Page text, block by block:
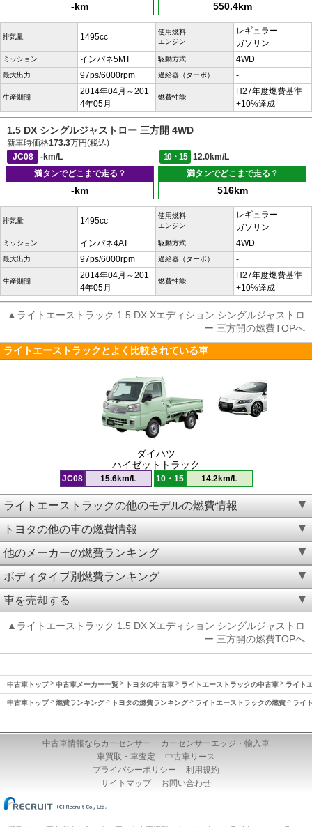
-km 550.4km
排気量 1495cc
使用燃料
エンジン
レギュラー
ガソリン
ミッション インパネ5MT 駆動方式 4WD
最大出力 97ps/6000rpm 過給器（ターボ） -
生産期間
2014年04月～201
4年05月
燃費性能
H27年度燃費基準
+10%達成
1.5 DX シングルジャストロー 三方開 4WD
新車時価格173.3万円(税込)
JC08
-km/L 10・15
12.0km/L
満タンでどこまで走る？
-km
満タンでどこまで走る？
516km
排気量 1495cc
使用燃料
エンジン
レギュラー
ガソリン
ミッション インパネ4AT 駆動方式 4WD
最大出力 97ps/6000rpm 過給器（ターボ） -
生産期間
2014年04月～201
4年05月
燃費性能
H27年度燃費基準
+10%達成
▲ライトエーストラック 1.5 DX Xエディション シングルジャストロ
ー 三方開の燃費TOPへ
ライトエーストラックとよく比較されている車
ダイハツ
ハイゼットトラック
JC08 15.6km/L 10・15 14.2km/L
ライトエーストラックの他のモデルの燃費情報
トヨタの他の車の燃費情報
他のメーカーの燃費ランキング
ボディタイプ別燃費ランキング
車を売却する
▲ライトエーストラック 1.5 DX Xエディション シングルジャストロ
ー 三方開の燃費TOPへ
中古車トップ 中古車メーカー一覧 トヨタの中古車 ライトエーストラックの中古車 ライト
中古車トップ 燃費ランキング トヨタの燃費ランキング ライトエーストラックの燃費 ライ
中古車情報ならカーセンサー
カーセンサーエッジ・輸入車
車買取・車査定
中古車リース
プライバシーポリシー
利用規約
サイトマップ
お問い合わせ